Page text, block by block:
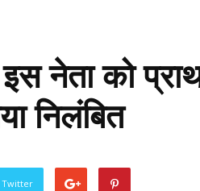
नेता को
निलंबित
Twitter